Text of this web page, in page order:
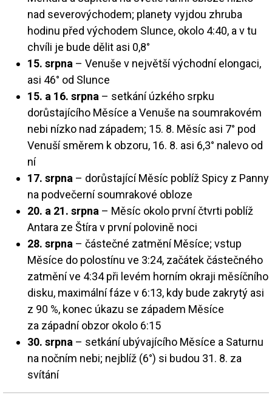
nad severovýchodem; planety vyjdou zhruba
hodinu před východem Slunce, okolo 4:40, a v tu
chvíli je bude dělit asi 0,8°
15. srpna – Venuše v největší východní elongaci,
asi 46° od Slunce
15. a 16. srpna – setkání úzkého srpku
dorůstajícího Měsíce a Venuše na soumrakovém
nebi nízko nad západem; 15. 8. Měsíc asi 7° pod
Venuší směrem k obzoru, 16. 8. asi 6,3° nalevo od
ní
17. srpna – dorůstající Měsíc poblíž Spicy z Panny
na podvečerní soumrakové obloze
20. a 21. srpna – Měsíc okolo první čtvrti poblíž
Antara ze Štíra v první polovině noci
28. srpna – částečné zatmění Měsíce; vstup
Měsíce do polostínu ve 3:24, začátek částečného
zatmění ve 4:34 při levém horním okraji měsíčního
disku, maximální fáze v 6:13, kdy bude zakrytý asi
z 90 %, konec úkazu se západem Měsíce
za západní obzor okolo 6:15
30. srpna – setkání ubývajícího Měsíce a Saturnu
na nočním nebi; nejblíž (6°) si budou 31. 8. za
svítání